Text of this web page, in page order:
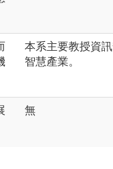
本系主要教授資
智慧產業。
無